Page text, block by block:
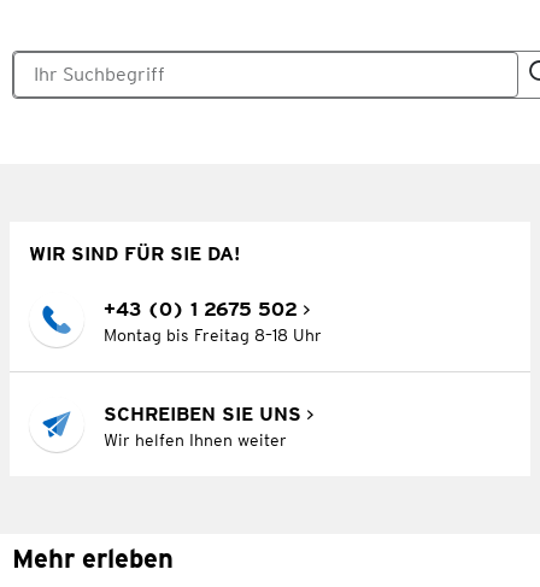
WIR SIND FÜR SIE DA!
+43 (0) 1 2675 502
Montag bis Freitag 8–18 Uhr
SCHREIBEN SIE UNS
Wir helfen Ihnen weiter
Mehr erleben